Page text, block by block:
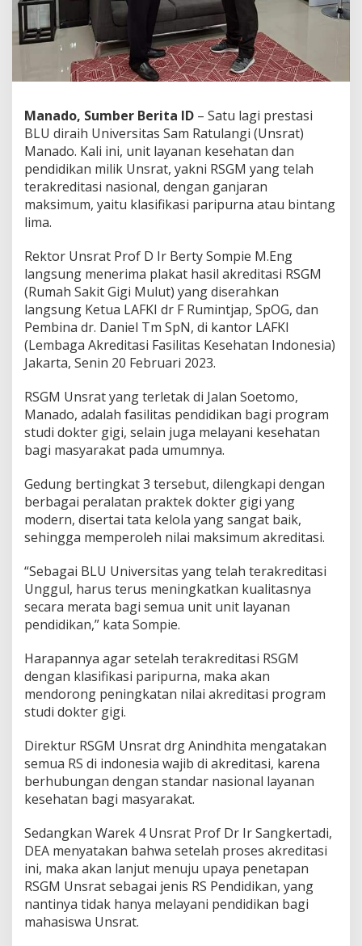
k
h
r
n
y
a
R
S
G
M
r
a
k
r
e
d
i
t
i
N
a
s
n
a
l
Manado, Sumber Berita ID – Satu lagi prestasi
BLU diraih Universitas Sam Ratulangi (Unsrat)
Manado. Kali ini, unit layanan kesehatan dan
pendidikan milik Unsrat, yakni RSGM yang telah
terakreditasi nasional, dengan ganjaran
maksimum, yaitu klasifikasi paripurna atau bintang
lima.
Rektor Unsrat Prof D Ir Berty Sompie M.Eng
langsung menerima plakat hasil akreditasi RSGM
(Rumah Sakit Gigi Mulut) yang diserahkan
langsung Ketua LAFKI dr F Rumintjap, SpOG, dan
Pembina dr. Daniel Tm SpN, di kantor LAFKI
(Lembaga Akreditasi Fasilitas Kesehatan Indonesia)
Jakarta, Senin 20 Februari 2023.
RSGM Unsrat yang terletak di Jalan Soetomo,
Manado, adalah fasilitas pendidikan bagi program
studi dokter gigi, selain juga melayani kesehatan
bagi masyarakat pada umumnya.
Gedung bertingkat 3 tersebut, dilengkapi dengan
berbagai peralatan praktek dokter gigi yang
modern, disertai tata kelola yang sangat baik,
sehingga memperoleh nilai maksimum akreditasi.
“Sebagai BLU Universitas yang telah terakreditasi
Unggul, harus terus meningkatkan kualitasnya
secara merata bagi semua unit unit layanan
pendidikan,” kata Sompie.
Harapannya agar setelah terakreditasi RSGM
dengan klasifikasi paripurna, maka akan
mendorong peningkatan nilai akreditasi program
studi dokter gigi.
Direktur RSGM Unsrat drg Anindhita mengatakan
semua RS di indonesia wajib di akreditasi, karena
berhubungan dengan standar nasional layanan
kesehatan bagi masyarakat.
Sedangkan Warek 4 Unsrat Prof Dr Ir Sangkertadi,
DEA menyatakan bahwa setelah proses akreditasi
ini, maka akan lanjut menuju upaya penetapan
RSGM Unsrat sebagai jenis RS Pendidikan, yang
nantinya tidak hanya melayani pendidikan bagi
mahasiswa Unsrat.